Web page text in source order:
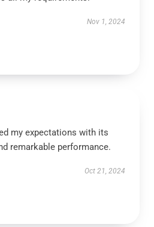
Nov 1, 2024
my expectations with its
remarkable performance.
Oct 21, 2024